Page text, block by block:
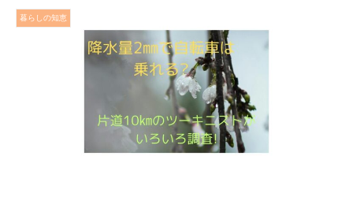
暮らしの知恵